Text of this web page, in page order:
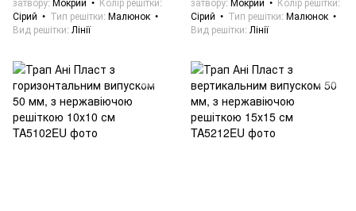
Сірий
Тип решітки Малюнок
Вид решітки Лінії
Сірий
Тип решітки Малюнок
Вид решітки Лінії